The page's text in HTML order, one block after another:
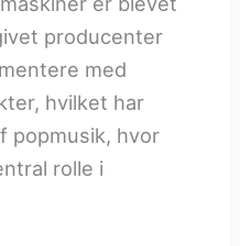
producenter
med
hvilket har
popmusik, hvor
rolle i